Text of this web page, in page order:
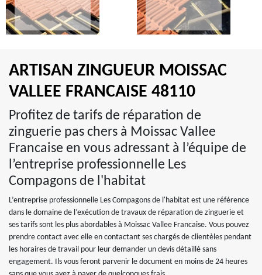
ARTISAN ZINGUEUR MOISSAC
VALLEE FRANCAISE 48110
Profitez de tarifs de réparation de
zinguerie pas chers à Moissac Vallee
Francaise en vous adressant à l’équipe de
l’entreprise professionnelle Les
Compagons de l'habitat
L’entreprise professionnelle Les Compagons de l'habitat est une référence
dans le domaine de l’exécution de travaux de réparation de zinguerie et
ses tarifs sont les plus abordables à Moissac Vallee Francaise. Vous pouvez
prendre contact avec elle en contactant ses chargés de clientèles pendant
les horaires de travail pour leur demander un devis détaillé sans
engagement. Ils vous feront parvenir le document en moins de 24 heures